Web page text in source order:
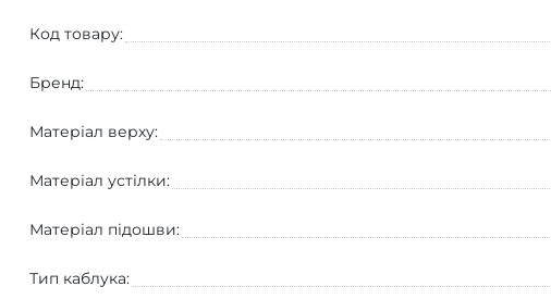
Код товару:
Бренд:
Матеріал верху:
Матеріал устілки:
Матеріал підошви:
Тип каблука: